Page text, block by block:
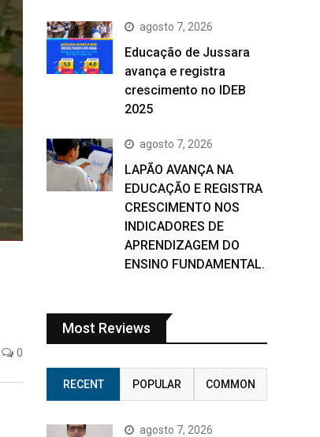
0
agosto 7, 2026
Educação de Jussara
avança e registra
crescimento no IDEB
2025
agosto 7, 2026
LAPÃO AVANÇA NA
EDUCAÇÃO E REGISTRA
CRESCIMENTO NOS
INDICADORES DE
APRENDIZAGEM DO
ENSINO FUNDAMENTAL.
Most Reviews
RECENT POPULAR COMMON
agosto 7, 2026